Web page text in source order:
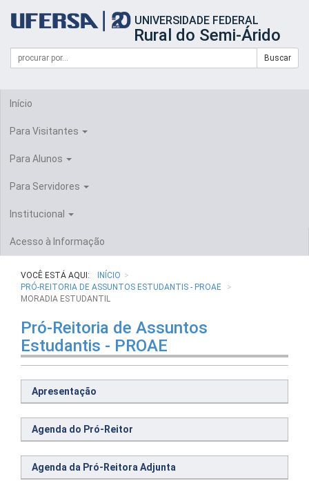
portal
UFERSA
UNIVERSIDADE FEDERAL
Rural do Semi-Árido
Formulário
Busca
Campo
de
Buscar
Início
Para Visitantes
Para Alunos
Para Servidores
Institucional
Acesso à Informação
VOCÊ ESTÁ AQUI:
INÍCIO
PRÓ-REITORIA DE ASSUNTOS ESTUDANTIS - PROAE
MORADIA ESTUDANTIL
Pró-Reitoria de Assuntos
Estudantis - PROAE
Apresentação
Agenda do Pró-Reitor
Agenda da Pró-Reitora Adjunta